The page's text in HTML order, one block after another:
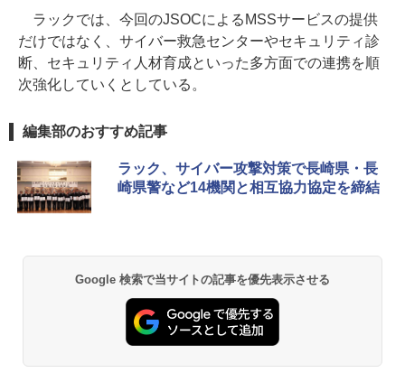
ラックでは、今回のJSOCによるMSSサービスの提供
だけではなく、サイバー救急センターやセキュリティ診
断、セキュリティ人材育成といった多方面での連携を順
次強化していくとしている。
編集部のおすすめ記事
ラック、サイバー攻撃対策で長崎県・長
崎県警など14機関と相互協力協定を締結
Google 検索で当サイトの記事を優先表示させる